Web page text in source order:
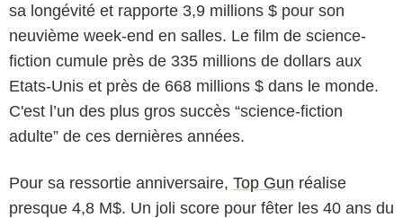
sa longévité et rapporte 3,9 millions $ pour son
neuvième week-end en salles. Le film de science-
fiction cumule près de 335 millions de dollars aux
Etats-Unis et près de 668 millions $ dans le monde.
C'est l’un des plus gros succès “science-fiction
adulte” de ces dernières années.
Pour sa ressortie anniversaire, Top Gun réalise
presque 4,8 M$. Un joli score pour fêter les 40 ans du